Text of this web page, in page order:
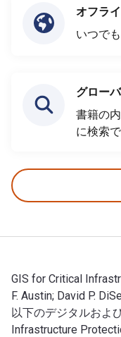
オフラ
いつで
グロー
書籍の
に検索
GIS for Critical
F. Austin; David P.
以下のデジタルおよ
Infrastructure